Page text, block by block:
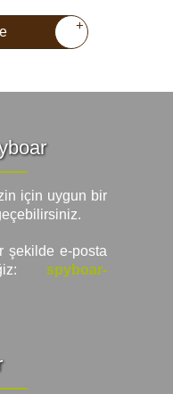
+
için uygun bir
şekilde e-posta
spyboar-